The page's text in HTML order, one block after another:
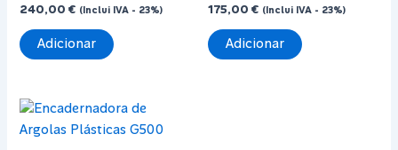
Avaliação
de
5
240,00€ (Inclui IVA - 23%)
Adicionar
Avaliação
de
5
175,00 € (Inclui IVA - 23%)
Adicionar